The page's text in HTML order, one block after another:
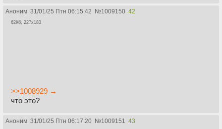
Аноним 31/01/25 Птн 06:15:42 №1009150 42
62Кб, 227x183
>>1008929 →
что это?
Аноним 31/01/25 Птн 06:17:20 №1009151 43